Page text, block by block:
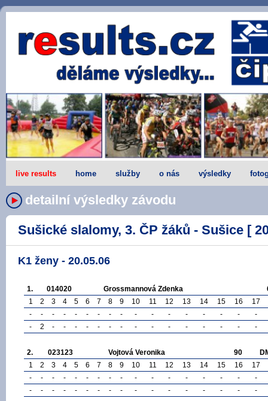
live results home služby o nás výsledky
detailní výsledky závodu
Sušické slalomy, 3. ČP žáků - Sušice [
K1 ženy - 20.05.06
1. 014020 Grossmannová Zdenka
1
2 3 4 5 6 7 8 9 10 11 12 13 14 15 16
17
-
- - - - - - - - - - - - - - -
-
-
2 - - - - - - - - - - - - - - -
2. 023123 Vojtová Veronika 90
1
2 3 4 5 6 7 8 9 10 11 12 13 14 15 16
17
-
- - - - - - - - - - - - - - -
-
-
- - - - - - - - - - - - - - - -